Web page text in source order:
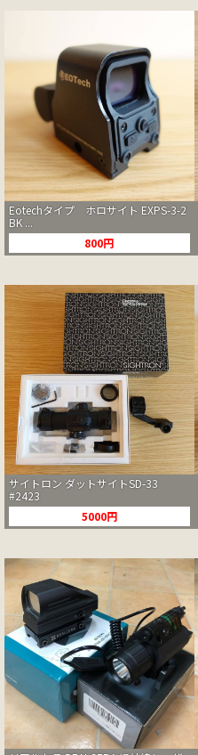
Eotechタイプ ホロサイト EXPS-3-2
BK ...
800円
サイトロン ダットサイトSD-33
#2423
5000円